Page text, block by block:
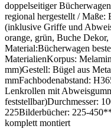
doppelseitiger
regional hergestellt /
(inklusive Griffe und
orange, grün, Buche
Material:Bücherwagen
MaterialienKorpus:
mm)Gestell: Bügel aus
mmFachbodenabstand:
Lenkrollen mit
feststellbar)Durchmesser:
225Bilderbücher: 225-
komplett montiert